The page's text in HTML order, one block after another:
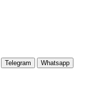
Telegram Whatsapp